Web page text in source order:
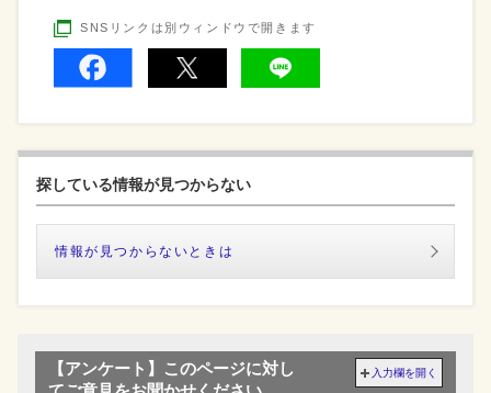
SNSリンクは別ウィンドウで開きます
探している情報が見つからない
情報が見つからないときは
【アンケート】このページに対し
入力欄を開く